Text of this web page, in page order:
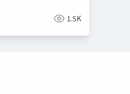
1.5K